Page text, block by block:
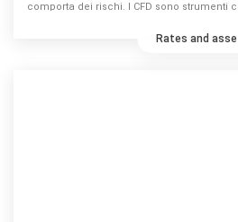
comporta dei rischi. I CFD sono strumenti
perdono denaro a causa delleRates and